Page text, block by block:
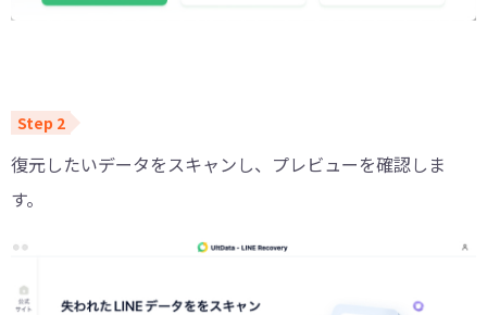
復元したいデータをスキャンし、プレビューを確認しま
す。